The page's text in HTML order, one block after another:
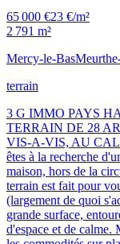
65 000 €23 €/m²
2 791 m²
Mercy-le-Bas
terrain
3 G IMMO PAYS
TERRAIN DE 28
VIS-A-VIS, AU
êtes à la recherche
maison, hors de la
terrain est fait pour
(largement de quoi
grande surface,
d'espace et de calme.